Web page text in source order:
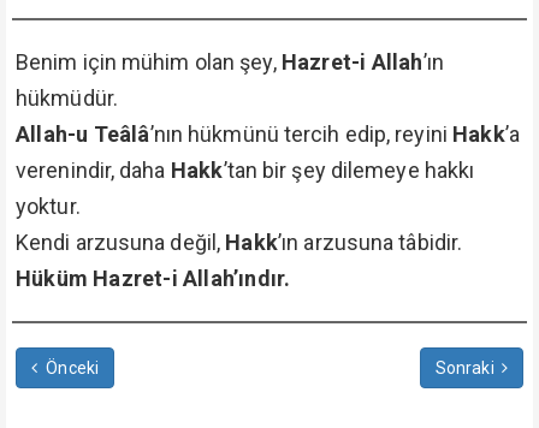
Benim için mühim olan şey, Hazret-i Allah’ın
hükmüdür.
Allah-u Teâlâ’nın hükmünü tercih edip, reyini Hakk’a
verenindir, daha Hakk’tan bir şey dilemeye hakkı
yoktur.
Kendi arzusuna değil, Hakk’ın arzusuna tâbidir.
Hüküm Hazret-i Allah’ındır.
Önceki Sonraki